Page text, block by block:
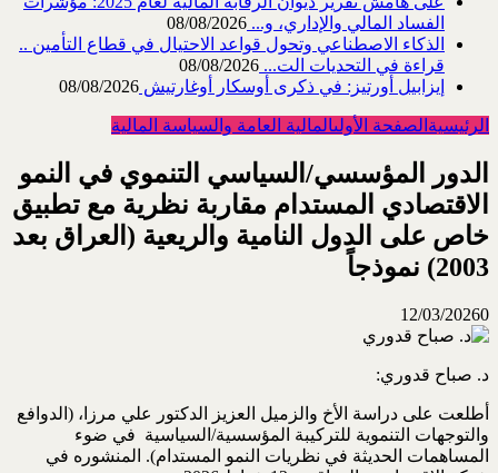
الفساد المالي والإداري، و... 08/08/2026
الذكاء الاصطناعي وتحول قواعد الاحتيال في قطاع ‏التأمين ..
قراءة في التحديات الت... 08/08/2026
إيزابيل أورتيز: في ذكرى ‏أوسكار أوغارتيش 08/08/2026
الرئيسية الصفحة الأولىالمالية العامة والسياسة المالية
الدور المؤسسي/السياسي التنموي في النمو
الاقتصادي المستدام مقاربة نظرية مع تطبيق
خاص على الدول النامية والريعية (العراق بعد
2003) نموذجاً
12/03/20260
د. صباح قدوري:
أطلعت على دراسة الأخ والزميل العزيز الدكتور علي مرزا، (الدوافع
والتوجهات التنموية للتركيبة ‏المؤسسية/السياسية ‏ في ضوء
المساهمات الحديثة في نظريات النمو المستدام). المنشوره في